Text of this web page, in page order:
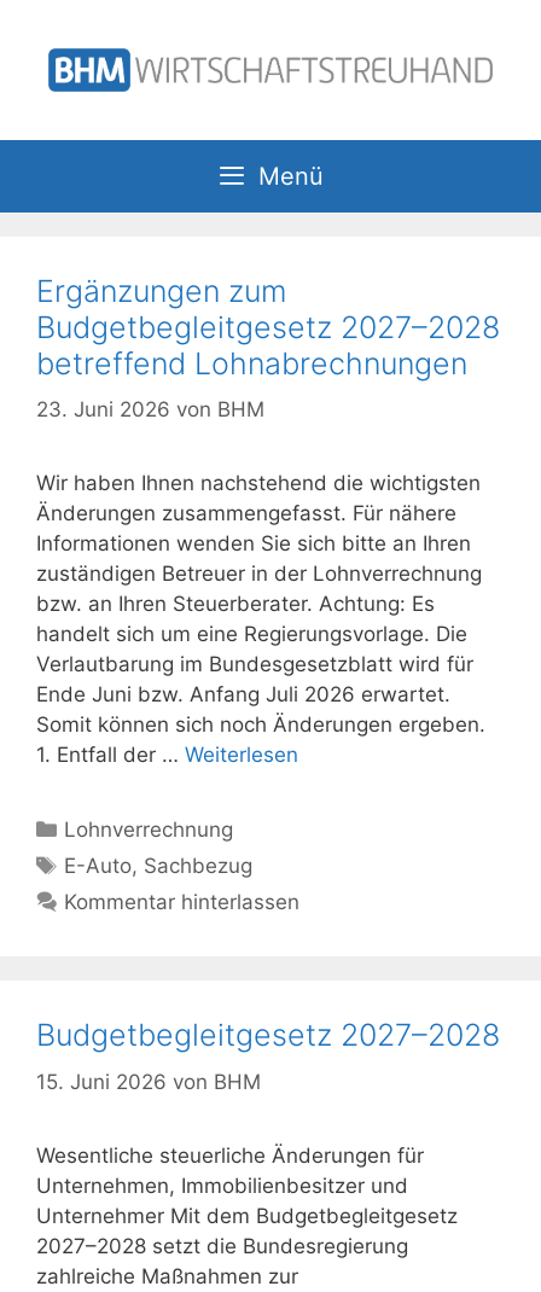
Inhalt
springen
Menü
Ergänzungen zum
Budgetbegleitgesetz 2027–2028
betreffend Lohnabrechnungen
23. Juni 2026 von BHM
Wir haben Ihnen nachstehend die wichtigsten
Änderungen zusammengefasst. Für nähere
Informationen wenden Sie sich bitte an Ihren
zuständigen Betreuer in der Lohnverrechnung
bzw. an Ihren Steuerberater. Achtung: Es
handelt sich um eine Regierungsvorlage. Die
Verlautbarung im Bundesgesetzblatt wird für
Ende Juni bzw. Anfang Juli 2026 erwartet.
Somit können sich noch Änderungen ergeben.
1. Entfall der … Weiterlesen
Kategorien
Lohnverrechnung
Schlagwörter
E-Auto, Sachbezug
Kommentar hinterlassen
Budgetbegleitgesetz 2027–2028
15. Juni 2026 von BHM
Wesentliche steuerliche Änderungen für
Unternehmen, Immobilienbesitzer und
Unternehmer Mit dem Budgetbegleitgesetz
2027–2028 setzt die Bundesregierung
zahlreiche Maßnahmen zur